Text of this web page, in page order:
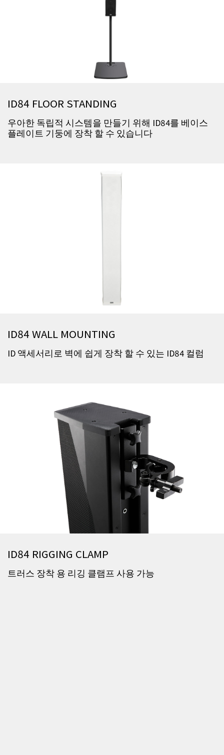
ID84 FLOOR STANDING
우아한 독립적 시스템을 만들기 위해 ID84를 베이스
플레이트 기둥에 장착 할 수 있습니다
ID84 WALL MOUNTING
ID 액세서리로 벽에 쉽게 장착 할 수 있는 ID84 컬럼
ID84 RIGGING CLAMP
트러스 장착 용 리깅 클램프 사용 가능